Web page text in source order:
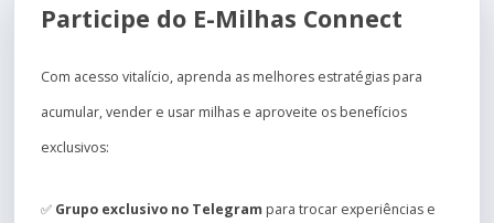
Participe do E-Milhas Connect
Com acesso vitalício, aprenda as melhores estratégias para
acumular, vender e usar milhas e aproveite os benefícios
exclusivos:
✅ Grupo exclusivo no Telegram para trocar experiências e